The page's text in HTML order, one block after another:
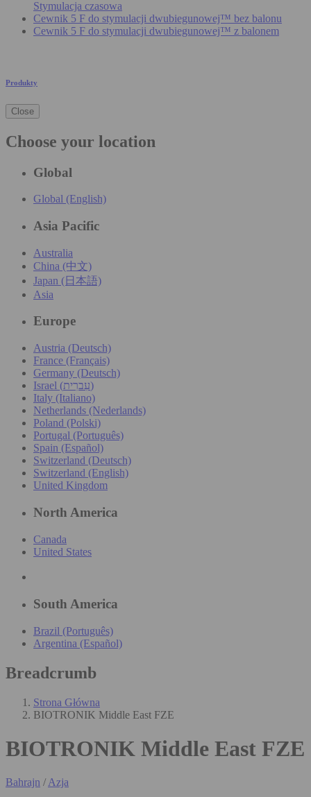
Stymulacja czasowa
Cewnik 5 F do stymulacji dwubiegunowej™ bez balonu
Cewnik 5 F do stymulacji dwubiegunowej™ z balonem
Produkty
Close
Choose your location
Global
Global (English)
Asia Pacific
Australia
China (中文)
Japan (日本語)
Asia
Europe
Austria (Deutsch)
France (Français)
Germany (Deutsch)
Israel (עִברִית)
Italy (Italiano)
Netherlands (Nederlands)
Poland (Polski)
Portugal (Português)
Spain (Español)
Switzerland (Deutsch)
Switzerland (English)
United Kingdom
North America
Canada
United States
South America
Brazil (Português)
Argentina (Español)
Breadcrumb
Strona Główna
BIOTRONIK Middle East FZE
BIOTRONIK Middle East FZE
Bahrajn /Azja